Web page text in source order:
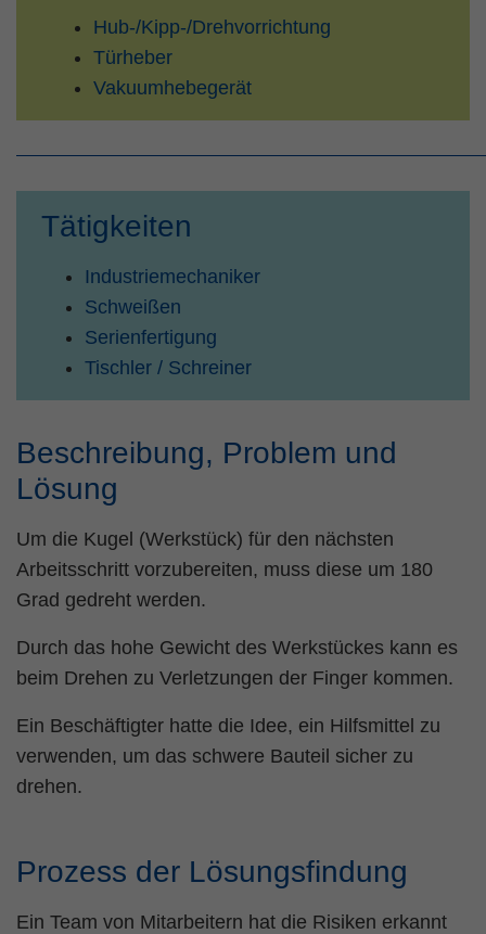
Hub-/Kipp-/Drehvorrichtung
Türheber
Vakuumhebegerät
Tätigkeiten
Industriemechaniker
Schweißen
Serienfertigung
Tischler / Schreiner
Beschreibung, Problem und
Lösung
Um die Kugel (Werkstück) für den nächsten
Arbeitsschritt vorzubereiten, muss diese um 180
Grad gedreht werden.
Durch das hohe Gewicht des Werkstückes kann es
beim Drehen zu Verletzungen der Finger kommen.
Ein Beschäftigter hatte die Idee, ein Hilfsmittel zu
verwenden, um das schwere Bauteil sicher zu
drehen.
Prozess der Lösungsfindung
Ein Team von Mitarbeitern hat die Risiken erkannt
PHPs Standard Sitzungs Identifikation